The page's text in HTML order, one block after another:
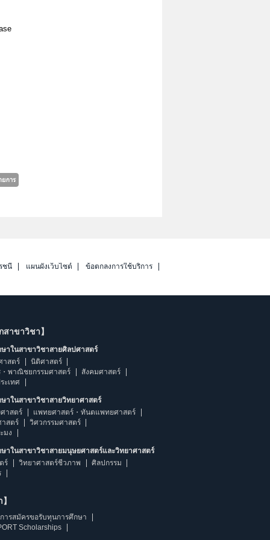
ชนี แผนผังเว็บไซต์
ข้อตกลงการใช้บริการ
สาขาวิชา】
าในสาขาวิชาสายศิลปศาสตร์
าสตร์
นิติศาสตร์
・พาณิชยกรรมศาสตร์
สังคมศาสตร์
ะเทศ
าในสาขาวิชาสายวิทยาศาสตร์
าสตร์
แพทยศาสตร์・ทันตแพทยศาสตร์
สตร์
วิศวกรรมศาสตร์
มง
าในสาขาวิชาสายมนุษยศาสตร์และวิทยาศาสตร์
ร์
วิทยาศาสตร์ชีวภาพ
ศิลปกรรม
การสมัครขอรับทุนการศึกษา
Scholarships